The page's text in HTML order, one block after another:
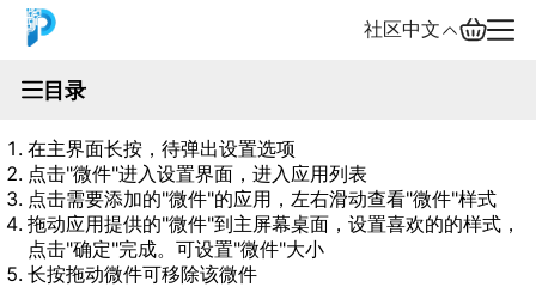
社区中文
目录
微件使用方法：
在主界面长按，待弹出设置选项
点击"微件"进入设置界面，进入应用列表
点击需要添加的"微件"的应用，左右滑动查看"微件"样式
拖动应用提供的"微件"到主屏幕桌面，设置喜欢的的样式，
点击"确定"完成。可设置"微件"大小
长按拖动微件可移除该微件
中文
Español
Русский